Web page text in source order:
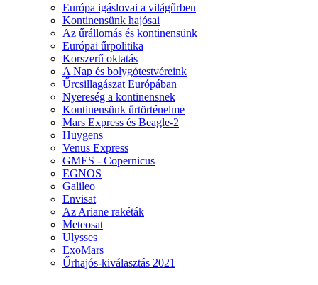
Európa igáslovai a világűrben
Kontinensünk hajósai
Az űrállomás és kontinensünk
Európai űrpolitika
Korszerű oktatás
A Nap és bolygótestvéreink
Űrcsillagászat Európában
Nyereség a kontinensnek
Kontinensünk űrtörténelme
Mars Express és Beagle-2
Huygens
Venus Express
GMES - Copernicus
EGNOS
Galileo
Envisat
Az Ariane rakéták
Meteosat
Ulysses
ExoMars
Űrhajós-kiválasztás 2021